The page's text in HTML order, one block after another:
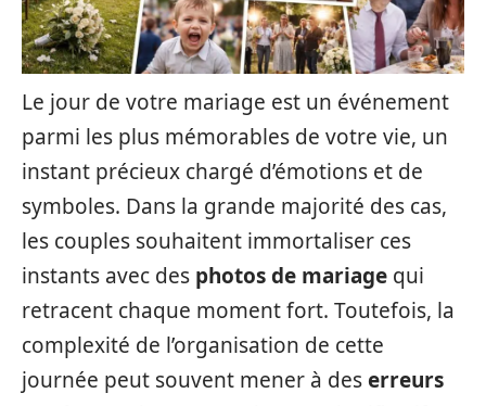
Le jour de votre mariage est un événement
parmi les plus mémorables de votre vie, un
instant précieux chargé d’émotions et de
symboles. Dans la grande majorité des cas,
les couples souhaitent immortaliser ces
instants avec des photos de mariage qui
retracent chaque moment fort. Toutefois, la
complexité de l’organisation de cette
journée peut souvent mener à deserreurs